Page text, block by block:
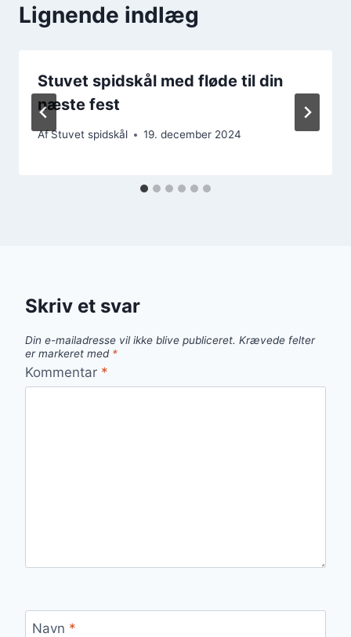
Lignende indlæg
Stuvet spidskål med fløde til din
næste fest
AfStuvet spidskål 19. december 2024
Skriv et svar
Din e-mailadresse vil ikke blive publiceret. Krævede felter
er markeret med *
Kommentar *
Navn *